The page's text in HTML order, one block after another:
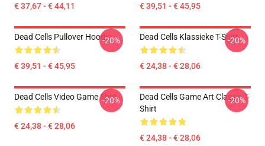
€ 37,67 - € 44,11 € 39,51 - € 45,95
Dead Cells Pullover Hoodie
€ 39,51 - € 45,95
-20% Dead Cells Klassieke T-Shirt
€ 24,38 - € 28,06
-20%
Dead Cells Video Game Shirt
€ 24,38 - € 28,06
-20%
Dead Cells Game Art Classic T-
Shirt
€ 24,38 - € 28,06
-20%